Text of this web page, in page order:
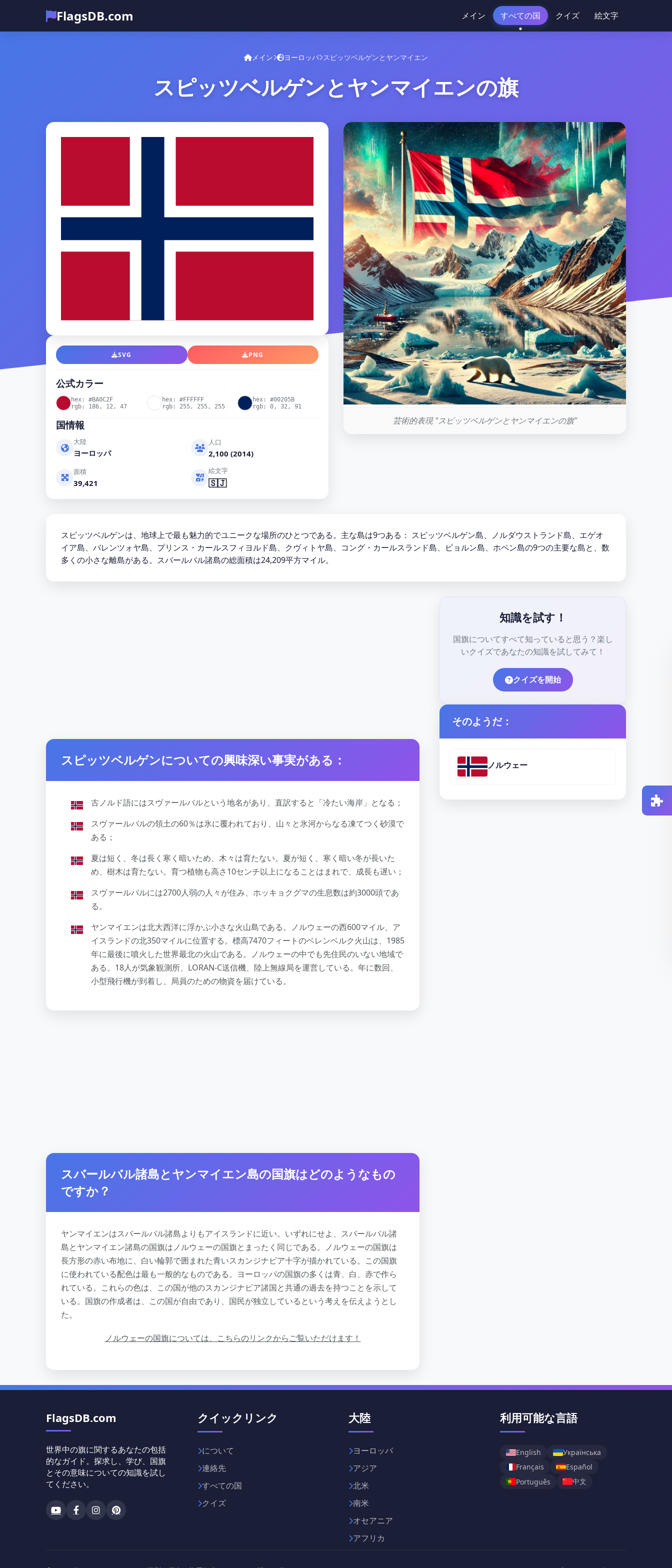
FlagsDB.com メイン すべての国 クイズ 絵文字
メイン ヨーロッパ スピッツベルゲンとヤンマイエン
スピッツベルゲンとヤンマイエンの旗
SVG PNG
公式カラー
hex: #BA0C2F
rgb: 186, 12, 47
hex: #FFFFFF
rgb: 255, 255, 255
hex: #00205B
rgb: 0, 32, 91
国情報
大陸
ヨーロッパ
人口
2,100 (2014)
面積
39,421
絵文字
🇸🇯
芸術的表現 "スピッツベルゲンとヤンマイエンの旗"
スピッツベルゲンは、地球上で最も魅力的でユニークな場所のひとつである。主な島は9つある： スピッツベルゲン島、ノルダウストランド島、エゲオ
イア島、バレンツォヤ島、プリンス・カールスフィヨルド島、クヴィトヤ島、コング・カールスランド島、ビョルン島、ホペン島の9つの主要な島と、数
多くの小さな離島がある。スバールバル諸島の総面積は24,209平方マイル。
スピッツベルゲンについての興味深い事実がある：
古ノルド語にはスヴァールバルという地名があり、直訳すると「冷たい海岸」となる；
スヴァールバルの領土の60％は氷に覆われており、山々と氷河からなる凍てつく砂漠で
ある；
夏は短く、冬は長く寒く暗いため、木々は育たない。夏が短く、寒く暗い冬が長いた
め、樹木は育たない。育つ植物も高さ10センチ以上になることはまれで、成長も遅い；
スヴァールバルには2700人弱の人々が住み、ホッキョクグマの生息数は約3000頭であ
る。
ヤンマイエンは北大西洋に浮かぶ小さな火山島である。ノルウェーの西600マイル、ア
イスランドの北350マイルに位置する。標高7470フィートのベレンベルク火山は、1985
年に最後に噴火した世界最北の火山である。ノルウェーの中でも先住民のいない地域で
ある。18人が気象観測所、LORAN-C送信機、陸上無線局を運営している。年に数回、
小型飛行機が到着し、局員のための物資を届けている。
スバールバル諸島とヤンマイエン島の国旗はどのようなもの
ですか？
ヤンマイエンはスバールバル諸島よりもアイスランドに近い。いずれにせよ、スバールバル諸
島とヤンマイエン諸島の国旗はノルウェーの国旗とまったく同じである。ノルウェーの国旗は
長方形の赤い布地に、白い輪郭で囲まれた青いスカンジナビア十字が描かれている。この国旗
に使われている配色は最も一般的なものである。ヨーロッパの国旗の多くは青、白、赤で作ら
れている。これらの色は、この国が他のスカンジナビア諸国と共通の過去を持つことを示して
いる。国旗の作成者は、この国が自由であり、国民が独立しているという考えを伝えようとし
た。
ノルウェーの国旗については、こちらのリンクからご覧いただけます！
知識を試す！
国旗についてすべて知っていると思う？楽し
いクイズであなたの知識を試してみて！
クイズを開始
そのようだ：
ノルウェー
FlagsDB.com
世界中の旗に関するあなたの包括
的なガイド。探求し、学び、国旗
とその意味についての知識を試し
てください。
クイックリンク
について
連絡先
すべての国
クイズ
大陸
ヨーロッパ
アジア
北米
南米
オセアニア
アフリカ
利用可能な言語
English
Українська
Français
Español
Português
中文